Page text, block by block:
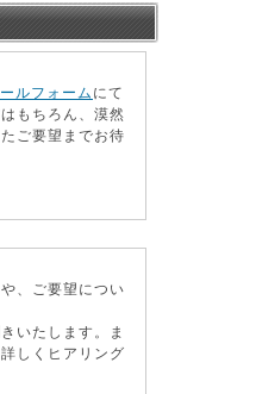
ルフォーム にて
もちろん、漠然
ご要望までお待
、ご要望につい
いたします。ま
しくヒアリング